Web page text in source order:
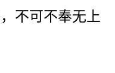
不可不奉无上